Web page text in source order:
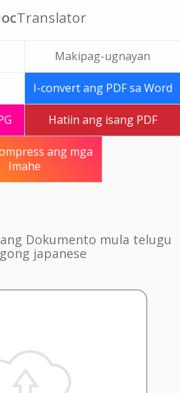
Translator
Makipag-ugnayan
I-convert ang PDF sa Word
Hatiin ang isang PDF
ang mga
Imahe
Dokumento mula telugu
japanese